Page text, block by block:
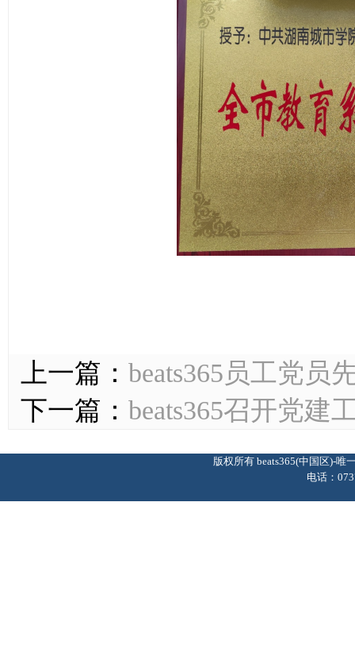
上一篇： beats365员工党
下一篇： beats365召开党建
版权所有 beats365(中国区)-
电话：